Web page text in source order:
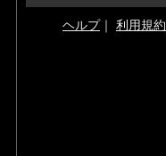
ヘルプ｜ 利用規約